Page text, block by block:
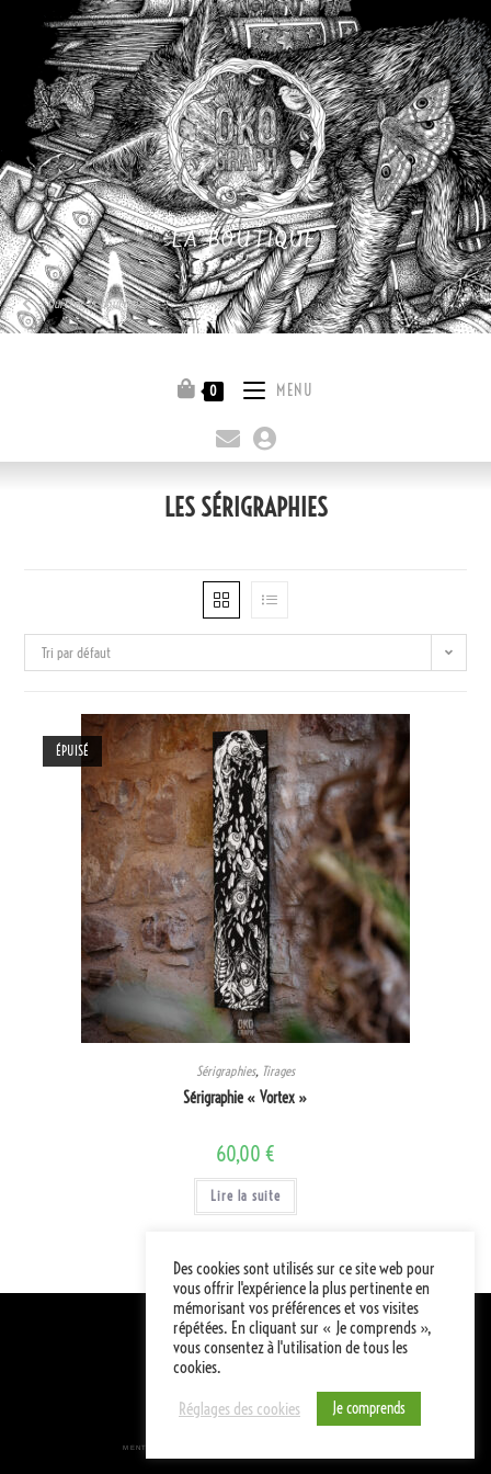
LA BOUTIQUE
Quitter la boutique
0 MENU
LES SÉRIGRAPHIES
Tri par défaut
ÉPUISÉ
Sérigraphies, Tirages
Sérigraphie « Vortex »
60,00 €
Lire la suite
© Designed by Okograph
MENTIONS LÉGALES
Des cookies sont utilisés sur ce site web pour
vous offrir l'expérience la plus pertinente en
mémorisant vos préférences et vos visites
répétées. En cliquant sur « Je comprends »,
vous consentez à l'utilisation de tous les
cookies.
Réglages des cookies Je comprends